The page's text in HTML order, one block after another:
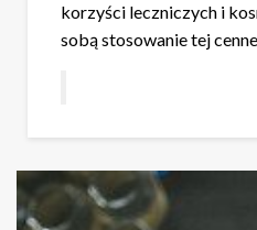
korzyści leczniczych i
sobą stosowanie tej